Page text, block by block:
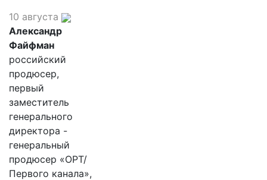
10 августа
Александр
Файфман
российский
продюсер,
первый
заместитель
генерального
директора -
генеральный
продюсер «ОРТ/
Первого канала»,